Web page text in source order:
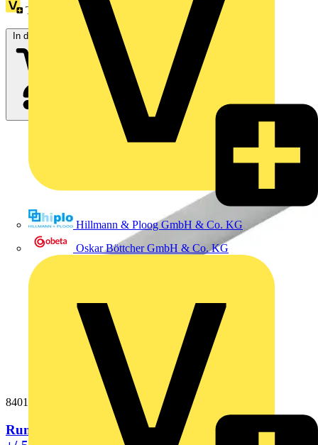
Hillmann & Ploog GmbH & Co. KG
Oskar Böttcher GmbH & Co. KG
Treuepunkte:
In den Warenkorb
840118
Runddraht 8mm AlMgSi weich Ringlaenge 100m